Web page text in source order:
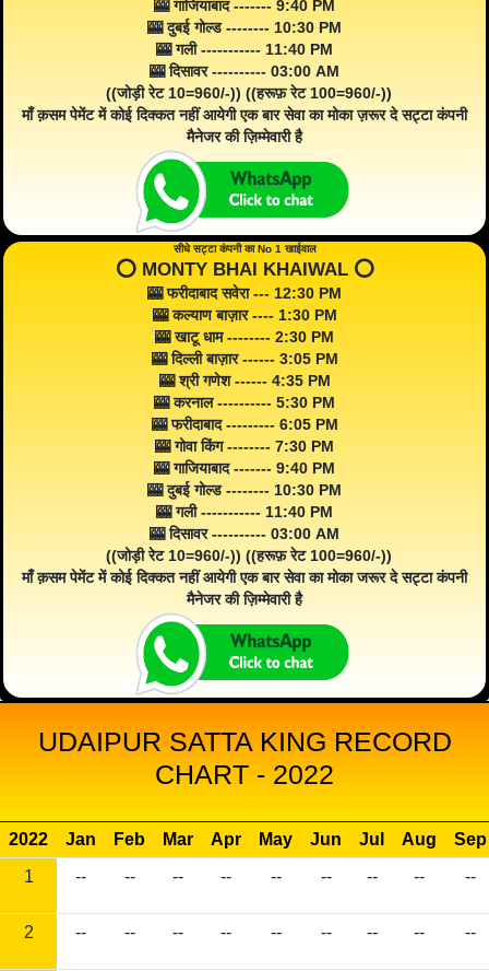
🎰 गाजियाबाद ------- 9:40 PM
🎰 दुबई गोल्ड -------- 10:30 PM
🎰 गली ----------- 11:40 PM
🎰 दिसावर ---------- 03:00 AM
((जोड़ी रेट 10=960/-)) ((हरूफ़ रेट 100=960/-))
माँ क़सम पेमेंट में कोई दिक्कत नहीं आयेगी एक बार सेवा का मोका ज़रूर दे सट्टा कंपनी
मैनेजर की ज़िम्मेवारी है
सीधे सट्टा कंपनी का No 1 खाईवाल
⭕️ MONTY BHAI KHAIWAL ⭕️
🎰 फरीदाबाद सवेरा --- 12:30 PM
🎰 कल्याण बाज़ार ---- 1:30 PM
🎰 खाटू धाम -------- 2:30 PM
🎰 दिल्ली बाज़ार ------ 3:05 PM
🎰 श्री गणेश ------ 4:35 PM
🎰 करनाल ---------- 5:30 PM
🎰 फरीदाबाद --------- 6:05 PM
🎰 गोवा किंग -------- 7:30 PM
🎰 गाजियाबाद ------- 9:40 PM
🎰 दुबई गोल्ड -------- 10:30 PM
🎰 गली ----------- 11:40 PM
🎰 दिसावर ---------- 03:00 AM
((जोड़ी रेट 10=960/-)) ((हरूफ़ रेट 100=960/-))
माँ क़सम पेमेंट में कोई दिक्कत नहीं आयेगी एक बार सेवा का मोका जरूर दे सट्टा कंपनी
मैनेजर की ज़िम्मेवारी है
UDAIPUR SATTA KING RECORD
CHART - 2022
2022 Jan Feb Mar Apr May Jun Jul Aug
Sep
1
-- -- -- -- -- -- -- -- --
2 -- -- -- -- -- -- -- -- --